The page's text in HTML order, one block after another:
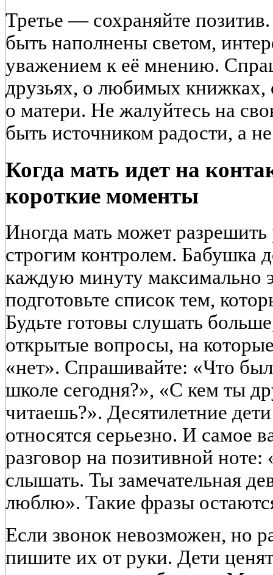
Третье — сохраняйте
быть наполнены светом,
уважением к её мнению.
друзьях, о любимых книжках,
о матери. Не жалуйтесь на
быть источником радости, а
Когда мать идет на
короткие моменты
Иногда мать может
строгим контролем. Бабушка
каждую минуту максимально
подготовьте список тем,
Будьте готовы слушать
открытые вопросы, на
«нет». Спрашивайте: «Что
школе сегодня?», «С кем ты
читаешь?». Десятилетние
относятся серьезно. И самое
разговор на позитивной
слышать. Ты замечательная
люблю». Такие фразы
Если звонок невозможен, но
пишите их от руки. Дети